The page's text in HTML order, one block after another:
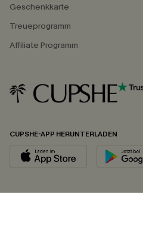
Geschenkkarte
Treueprogramm
Affiliate Programm
CUPSHE-APP HERUNTERLADEN